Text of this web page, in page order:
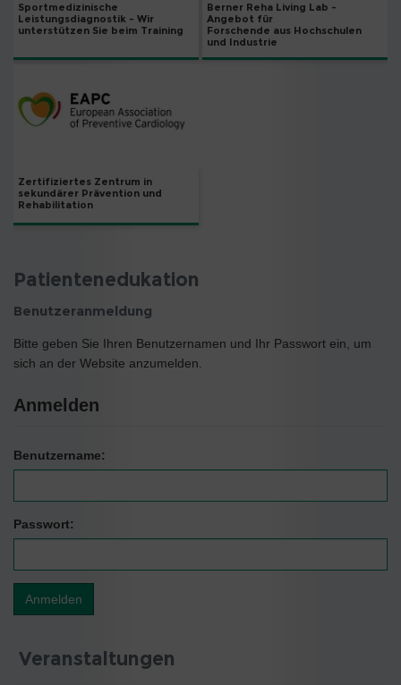
Sportmedizinische
Leistungsdiagnostik - Wir
unterstützen Sie beim Training
Berner Reha Living Lab -
Angebot für
Forschende aus Hochschulen
und Industrie
Zertifiziertes Zentrum in
sekundärer Prävention und
Rehabilitation
Patientenedukation
Benutzeranmeldung
Bitte geben Sie Ihren Benutzernamen und Ihr Passwort ein, um
sich an der Website anzumelden.
Anmelden
Benutzername:
Passwort:
Veranstaltungen